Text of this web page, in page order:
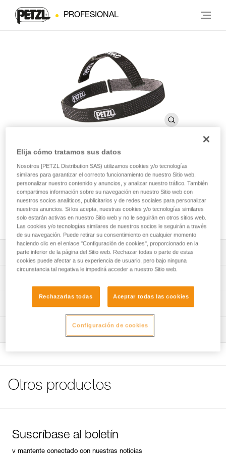
PROFESIONAL
Cinta DUO
Cinta de recambio para linternas frontales DUO
Cinta de recambio para linternas frontales DUO.
Descripción
Compatible con las linternas frontales DUO S (E080CHR),
(E80BHR).
Garantía : 3 Años
FAQ
Ver todo el contenido técnico
Otros productos
Suscríbase al boletín
y mantente conectado con nuestras noticias
Elija cómo tratamos sus datos
Nosotros [PETZL Distribution SAS) utilizamos cookies y/o tecnologías
similares para garantizar el correcto funcionamiento de nuestro Sitio web,
personalizar nuestro contenido y anuncios, y analizar nuestro tráfico. También
compartimos información sobre su navegación en nuestro Sitio web con
nuestros socios analíticos, publicitarios y de redes sociales para personalizar
nuestros anuncios. Si los acepta, nuestras cookies y/o tecnologías similares
solo estarán activas en nuestro Sitio web y no le seguirán en otros sitios web.
Las cookies y/o tecnologías similares de nuestros socios le seguirán a través
de su navegación. Puede retirar su consentimiento en cualquier momento
haciendo clic en el enlace "Configuración de cookies", proporcionado en la
parte inferior de la página del Sitio web. Rechazar todas o parte de estas
cookies puede afectar a su experiencia de usuario, pero bajo ninguna
circunstancia tal negativa le impedirá acceder a nuestro Sitio web.
Rechazarlas todas Aceptar todas las cookies
Configuración de cookies